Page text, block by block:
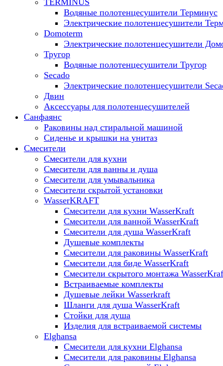
TERMINUS
Водяные полотенцесушители Терминус
Электрические полотенцесушители
Domoterm
Электрические полотенцесушители
Тругор
Водяные полотенцесушители Тругор
Secado
Электрические полотенцесушители
Двин
Аксессуары для полотенцесушителей
Санфаянс
Раковины над стиральной машиной
Сиденье и крышки на унитаз
Смесители
Смесители для кухни
Смесители для ванны и душа
Смесители для умывальника
Смесители скрытой установки
WasserKRAFT
Смесители для кухни WasserKraft
Смесители для ванной WasserKraft
Смесители для душа WasserKraft
Душевые комплекты
Смесители для раковины WasserKraft
Смесители для биде WasserKraft
Смесители скрытого монтажа
Встраиваемые комплекты
Душевые лейки Wasserkraft
Шланги для душа WasserKraft
Стойки для душа
Изделия для встраиваемой системы
Elghansa
Смесители для кухни Elghansa
Смесители для раковины Elghansa